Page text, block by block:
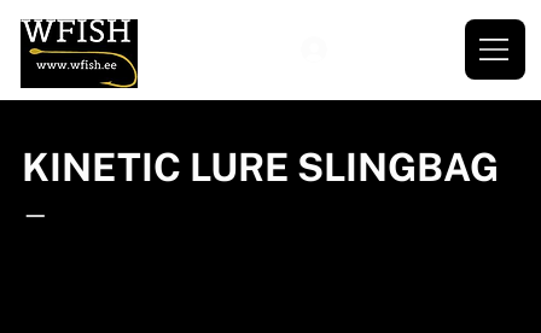
KINETIC LURE SLINGBAG
—